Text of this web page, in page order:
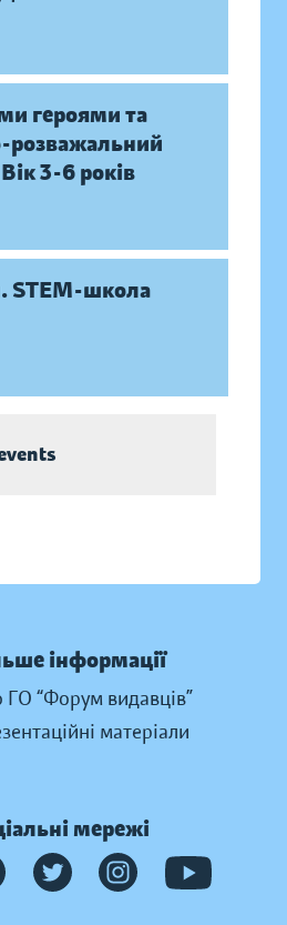
героями та
розважальний
3-6 років
STEM-школа
інформації
ГО “Форум видавців”
матеріали
мережі